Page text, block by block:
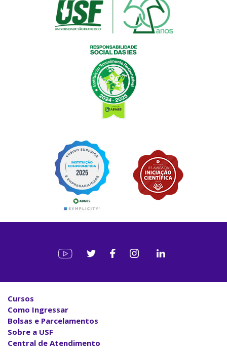
Cursos
Como Ingressar
Bolsas e Parcelamentos
Sobre a USF
Central de Atendimento